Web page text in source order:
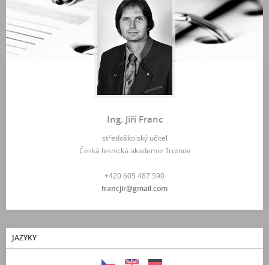
Ing. Jiří Franc
středoškolský učitel
Česká lesnická akademie Trutnov
+420 605 487 590
francjir@gmail.com
JAZYKY